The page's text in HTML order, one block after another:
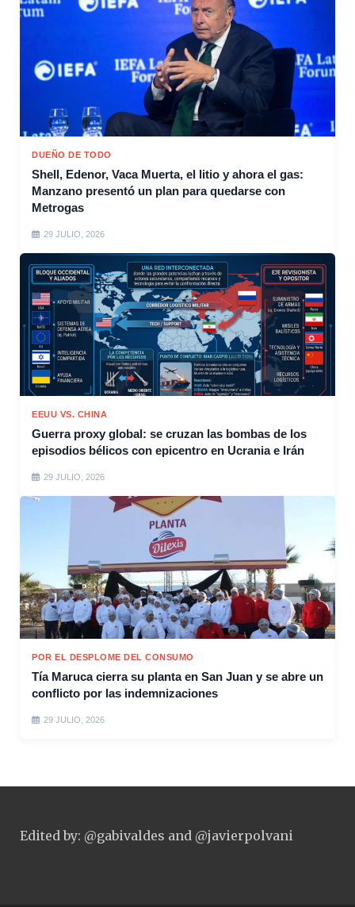
DUEÑO DE TODO
Shell, Edenor, Vaca Muerta, el litio y ahora el gas:
Manzano presentó un plan para quedarse con
Metrogas
29 JULIO, 2026
EEUU VS. CHINA
Guerra proxy global: se cruzan las bombas de los
episodios bélicos con epicentro en Ucrania e Irán
29 JULIO, 2026
POR EL DESPLOME DEL CONSUMO
Tía Maruca cierra su planta en San Juan y se abre un
conflicto por las indemnizaciones
29 JULIO, 2026
Edited by: @gabivaldes and @javierpolvani